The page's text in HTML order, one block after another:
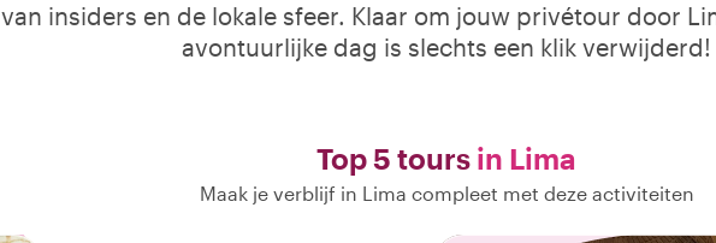
van insiders en de lokale sfeer. Klaar om jouw privétour door
avontuurlijke dag is slechts een klik verwijderd!
Top 5 tours in Lima
Maak je verblijf in Lima compleet met deze activiteiten